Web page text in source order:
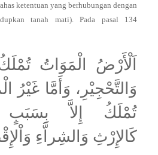
ketentuan yang berhubungan dengan
tanah mati). Pada pasal 134
اَلْأَرْضُ الْمَوَاتُ تُمْلَكُ
وَالتَّحْجِيْرِ، وَأَمَّا غَيْرُ
تُمْلَكُ إِلاَّ
كَالإِرْثِ وَالشِراَّءِ